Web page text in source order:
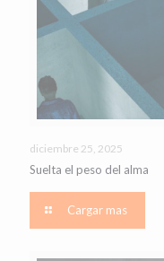
diciembre 25, 2025
Suelta el peso del alma
Cargar mas